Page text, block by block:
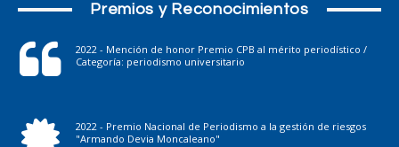
Premios y Reconocimientos
2022 - Mención de honor Premio CPB al mérito periodístico /
Categoría: periodismo universitario
2022 - Premio Nacional de Periodismo a la gestión de riesgos
"Armando Devia Moncaleano"